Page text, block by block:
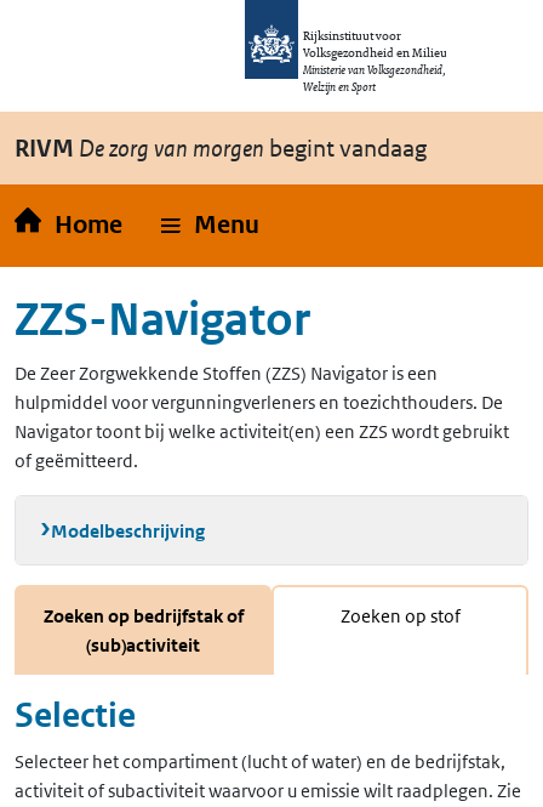
Overslaan en naar de inhoud gaan
Rijksinstituut voor
Volksgezondheid en Milieu
Ministerie van Volksgezondheid,
Welzijn en Sport
RIVM De zorg van morgen begint vandaag
Home Menu
ZZS-Navigator
De Zeer Zorgwekkende Stoffen (ZZS) Navigator is een
hulpmiddel voor vergunningverleners en toezichthouders. De
Navigator toont bij welke activiteit(en) een ZZS wordt gebruikt
of geëmitteerd.
Modelbeschrijving
Zoeken op bedrijfstak of
(sub)activiteit
Zoeken op stof
Selectie
Selecteer het compartiment (lucht of water) en de bedrijfstak,
activiteit of subactiviteit waarvoor u emissie wilt raadplegen. Zie